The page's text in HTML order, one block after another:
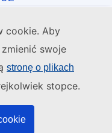
cookie. Aby
swoje
stronę o plikach
stopce.